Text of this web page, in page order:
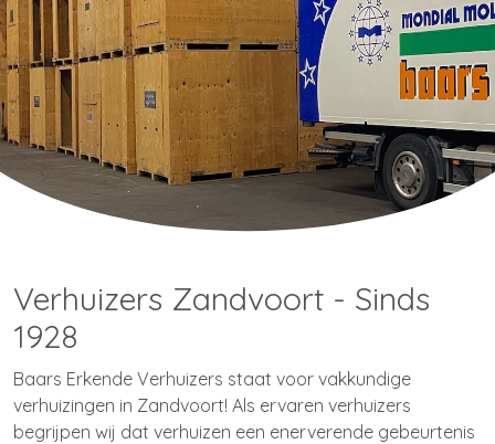
Verhuizers Zandvoort - Sinds
1928
Baars Erkende Verhuizers staat voor vakkundige
verhuizingen in Zandvoort! Als ervaren verhuizers
begrijpen wij dat verhuizen een enerverende gebeurtenis